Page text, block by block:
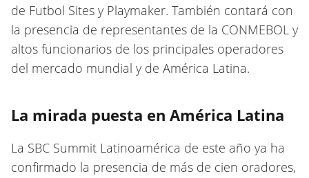
de Futbol Sites y Playmaker. También contará con
la presencia de representantes de la CONMEBOL y
altos funcionarios de los principales operadores
del mercado mundial y de América Latina.
La mirada puesta en América Latina
La SBC Summit Latinoamérica de este año ya ha
confirmado la presencia de más de cien oradores,